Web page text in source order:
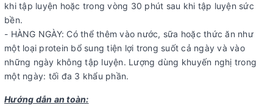
khi tập luyện hoặc trong vòng 30 phút sau khi tập luyện sức
bền.
- HÀNG NGÀY: Có thể thêm vào nước, sữa hoặc thức ăn như
một loại protein bổ sung tiện lợi trong suốt cả ngày và vào
những ngày không tập luyện. Lượng dùng khuyến nghị trong
một ngày: tối đa 3 khẩu phần.
Hướng dẫn an toàn: